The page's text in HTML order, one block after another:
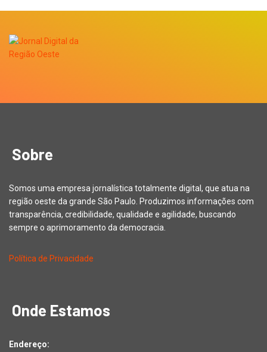
Sobre
Somos uma empresa jornalística totalmente digital, que atua na
região oeste da grande São Paulo. Produzimos informações com
transparência, credibilidade, qualidade e agilidade, buscando
sempre o aprimoramento da democracia.
Política de Privacidade
Onde Estamos
Endereço: